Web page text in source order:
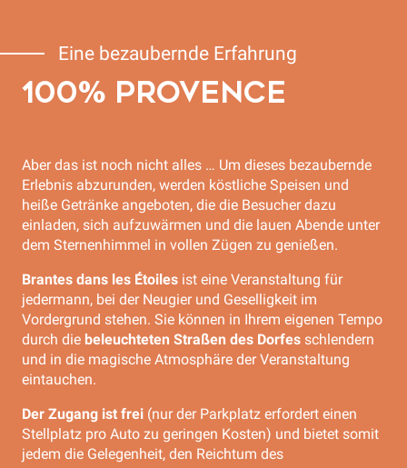
Eine bezaubernde Erfahrung
100% PROVENCE
Aber das ist noch nicht alles … Um dieses bezaubernde
Erlebnis abzurunden, werden köstliche Speisen und
heiße Getränke angeboten, die die Besucher dazu
einladen, sich aufzuwärmen und die lauen Abende unter
dem Sternenhimmel in vollen Zügen zu genießen.
Brantes dans les Étoiles ist eine Veranstaltung für
jedermann, bei der Neugier und Geselligkeit im
Vordergrund stehen. Sie können in Ihrem eigenen Tempo
durch die beleuchteten Straßen des Dorfes schlendern
und in die magische Atmosphäre der Veranstaltung
eintauchen.
Der Zugang ist frei (nur der Parkplatz erfordert einen
Stellplatz pro Auto zu geringen Kosten) und bietet somit
jedem die Gelegenheit, den Reichtum des